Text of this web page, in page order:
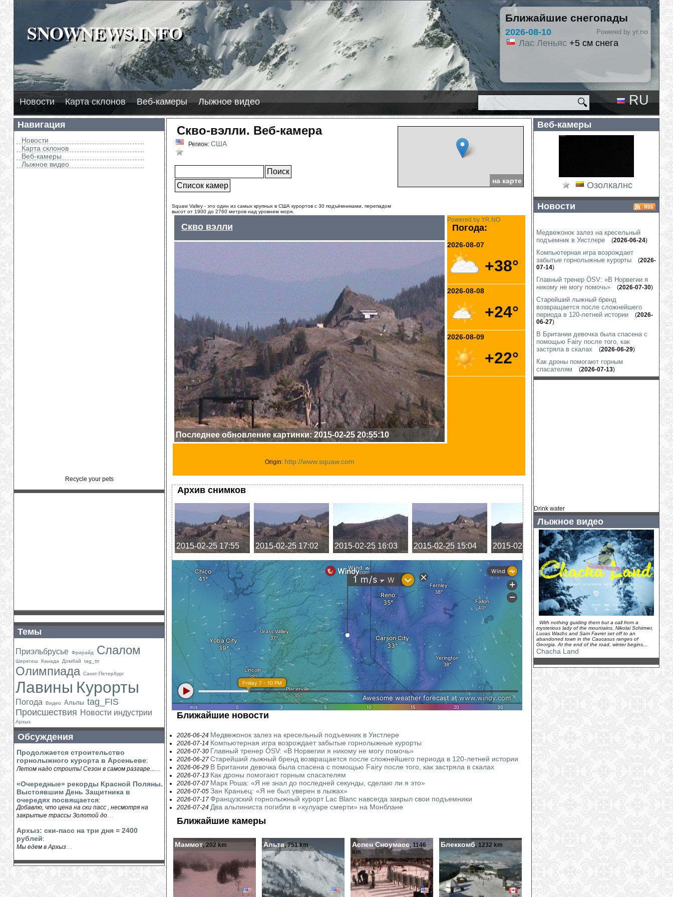
SNOWNEWS.INFO
SNOWNEWS.INFO
Ближайшие снегопады
Powered by yr.no
2026-08-09
Hlíðarfjall+6 см снега
Лас Леньяс+1 см снега
2026-08-10
Лас Леньяс +5 см снега
Новости Карта склонов Веб-камеры Лыжное видео RU
🔍
Навигация
Новости
Карта склонов
Веб-камеры
Лыжное видео
Recycle your pets
Темы
Приэльбрусье Фрирайд Слалом
Шерегеш Канада Домбай tag_ttr
Олимпиада Санкт-Петербург
Лавины Курорты
Погода Видео Альпы tag_FIS
Происшествия Новости индустрии
Архыз
Обсуждения
Продолжается строительство
горнолыжного курорта в Арсеньеве:
Летом надо строить! Сезон в самом разгаре...
«Очередные» рекорды Красной Поляны.
Выстоявшим День Защитника в
очередях посвящается:
Добавлю, что цена на ски пасс , несмотря на
закрытые трассы Золотой до
Архыз: ски-пасс на три дня = 2400
рублей:
Мы едем в Архыз
Скво-вэлли. Веб-камера
на карте
Регион: США
Squaw Valley - это один из самых крупных в США курортов с 30 подъёмниками, перепадом
высот от 1900 до 2760 метров над уровнем моря.
Скво вэлли
Последнее обновление картинки: 2015-02-25 20:55:10
Origin: http://www.squaw.com
Powered by YR.NO
Погода:
2026-08-07
+38°
2026-08-08
+24°
2026-08-09
+22°
Архив снимков
2015-02-25 17:55 2015-02-25 17:02 2015-02-25 16:03 2015-02-25 15:04 2015-02-25 14:03 2015-02-25 13:01
Ближайшие новости
2026-06-24 Медвежонок залез на кресельный подъемник в Уистлере
2026-07-14 Компьютерная игра возрождает забытые горнолыжные курорты
2026-07-30 Главный тренер ÖSV: «В Норвегии я никому не могу помочь»
2026-06-27 Старейший лыжный бренд возвращается после сложнейшего периода в 120-летней истории
2026-06-29 В Британии девочка была спасена с помощью Fairy после того, как застряла в скалах
2026-07-13 Как дроны помогают горным спасателям
2026-07-07 Марк Роша: «Я не знал до последней секунды, сделаю ли я это»
2026-07-05 Зан Краньец: «Я не был уверен в лыжах»
2026-07-17 Французский горнолыжный курорт Lac Blanc навсегда закрыл свои подъемники
2026-07-24 Два альпиниста погибли в «кулуаре смерти» на Монблане
Ближайшие камеры
Маммот, 202 km Альта, 751 km Аспен Сноумасс, 1146
km
Блеккомб, 1232 km
Веб-камеры
Озолкалнс
Новости
Медвежонок залез на кресельный
подъемник в Уистлере
(2026-06-24)
Компьютерная игра возрождает
забытые горнолыжные курорты
(2026-
07-14)
Главный тренер ÖSV: «В Норвегии я
никому не могу помочь»
(2026-07-30)
Старейший лыжный бренд
возвращается после сложнейшего
периода в 120-летней истории
(2026-
06-27)
В Британии девочка была спасена с
помощью Fairy после того, как
застряла в скалах
(2026-06-29)
Как дроны помогают горным
спасателям
(2026-07-13)
Марк Роша: «Я не знал до последней
Drink water
Лыжное видео
With nothing guiding them but a call from a
mysterious lady of the mountains, Nikolai Schirmer,
Lucas Wachs and Sam Favret set off to an
abandoned town in the Caucasus ranges of
Georgia. At the end of the road, winter begins…
Chacha Land